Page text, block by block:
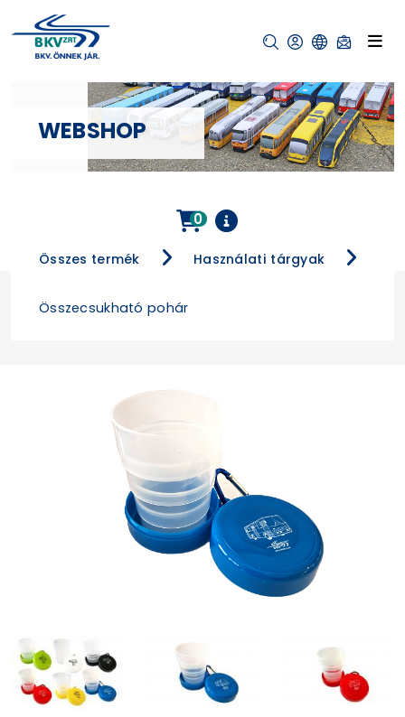
WEBSHOP
Összes termék Használati tárgyak
Összecsukható pohár
0